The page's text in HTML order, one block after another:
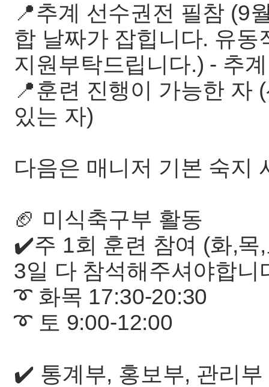
📍추계 선수권전 필참 (9
합 날짜가 잡힙니다. 유
지원부탁드립니다.) - 추
📍훈련 진행이 가능한 자
있는 자)
다음은 매니저 기본 숙지
🏈 미식축구부 활동
✔️주 1회 훈련 참여 (화,목
3일 다 참석해주셔야합
➰ 화목 17:30-20:30
➰ 토 9:00-12:00
✔️ 통계부, 홍보부, 관리